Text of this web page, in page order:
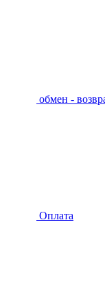
обмен -
Оплата